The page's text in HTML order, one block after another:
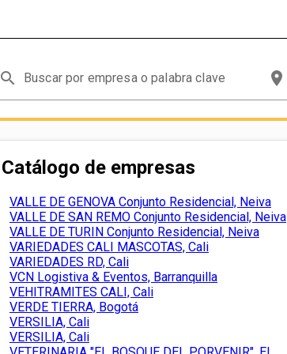
search place
Catálogo de empresas
VALLE DE GENOVA Conjunto Residencial, Neiva
VALLE DE SAN REMO Conjunto Residencial, Neiva
VALLE DE TURIN Conjunto Residencial, Neiva
VARIEDADES CALI MASCOTAS, Cali
VARIEDADES RD, Cali
VCN Logistiva & Eventos, Barranquilla
VEHITRAMITES CALI, Cali
VERDE TIERRA, Bogotá
VERSILIA, Cali
VERSILIA, Cali